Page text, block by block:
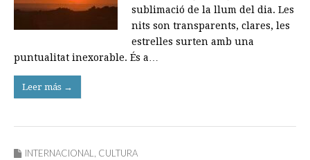
sublimació de la llum del dia. Les
nits son transparents, clares, les
estrelles surten amb una
puntualitat inexorable. És a…
Leer más →
INTERNACIONAL CULTURA